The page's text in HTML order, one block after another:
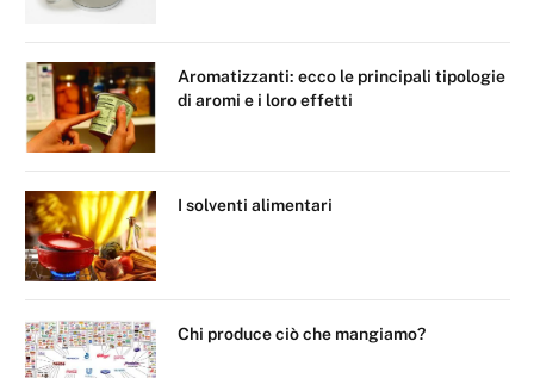
Aromatizzanti: ecco le principali tipologie
di aromi e i loro effetti
I solventi alimentari
Chi produce ciò che mangiamo?